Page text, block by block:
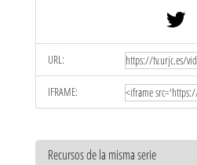
URL:
IFRAME:
Recursos de la misma serie